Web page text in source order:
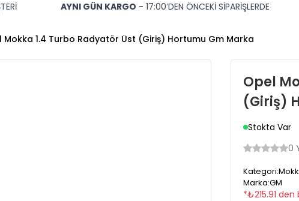
AYNI GÜN KARGO - 17:00’DEN ÖNCEKİ SİPARİŞLERDE
Mokka 1.4 Turbo Radyatör Üst (Giriş) Hortumu Gm Marka
Opel
(Giriş)
Stokta Var
0
Kategori:
Marka:GM
*₺215.91 den